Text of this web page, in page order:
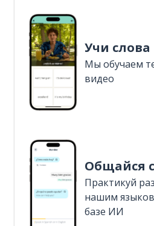
Учи слова
Мы обучаем
видео
Общайся
Практикуй
нашим
базе ИИ